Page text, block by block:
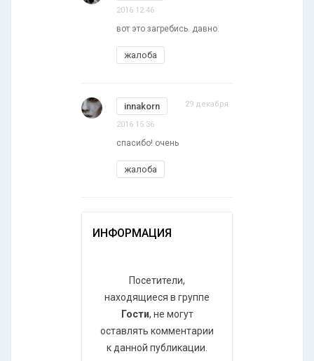
2016 12:46
вот это загребись. давно.
жалоба
innakorn 29 декабря
2016 15:36
спасибо! очень
жалоба
ИНФОРМАЦИЯ
Посетители,
находящиеся в группе
Гости, не могут
оставлять комментарии
к данной публикации.